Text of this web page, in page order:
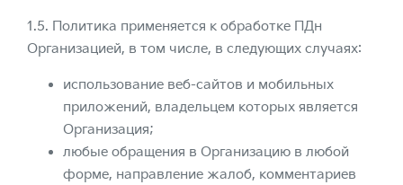
1.5. Политика применяется к обработке ПДн
Организацией, в том числе, в следующих случаях:
использование веб-сайтов и мобильных
приложений, владельцем которых является
Организация;
любые обращения в Организацию в любой
форме, направление жалоб, комментариев